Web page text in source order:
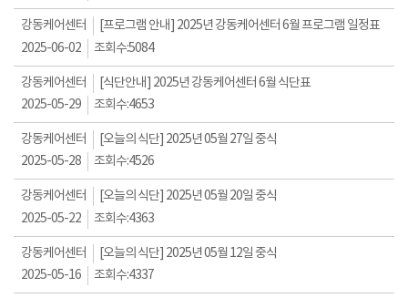
강동케어센터
[프로그램 안내] 2025년 강동케어센터 6월 프로그램 일정표
2025-06-02
조회수:5084
강동케어센터
[식단안내] 2025년 강동케어센터 6월 식단표
2025-05-29
조회수:4653
강동케어센터
[오늘의 식단] 2025년 05월 27일 중식
2025-05-28
조회수:4526
강동케어센터
[오늘의 식단] 2025년 05월 20일 중식
2025-05-22
조회수:4363
강동케어센터
[오늘의 식단] 2025년 05월 12일 중식
2025-05-16
조회수:4337